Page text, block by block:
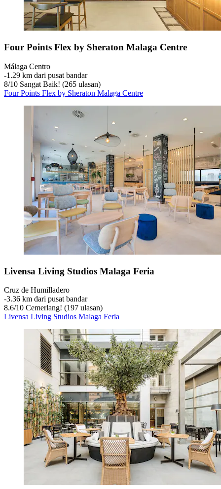
Four Points Flex by Sheraton Malaga Centre
Málaga Centro
‐1.29 km dari pusat bandar
8/10 Sangat Baik! (265 ulasan)
Four Points Flex by Sheraton Malaga Centre
Livensa Living Studios Malaga Feria
Cruz de Humilladero
‐3.36 km dari pusat bandar
8.6/10 Cemerlang! (197 ulasan)
Livensa Living Studios Malaga Feria